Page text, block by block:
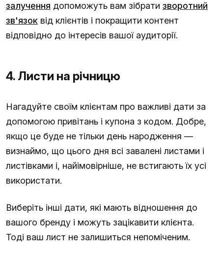
залучення допоможуть вам зібрати зворотний
зв'язок від клієнтів і покращити контент
відповідно до інтересів вашої аудиторії.
4. Листи на річницю
Нагадуйте своїм клієнтам про важливі дати за
допомогою привітань і купона з кодом. Добре,
якщо це буде не тільки день народження —
визнаймо, що цього дня всі завалені листами і
листівками і, найімовірніше, не встигають їх усі
використати.
Виберіть інші дати, які мають відношення до
вашого бренду і можуть зацікавити клієнта.
Тоді ваш лист не залишиться непоміченим.